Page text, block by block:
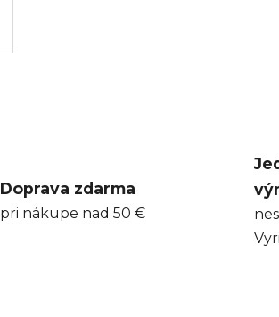
Doprava zdarma
pri nákupe nad 50 €